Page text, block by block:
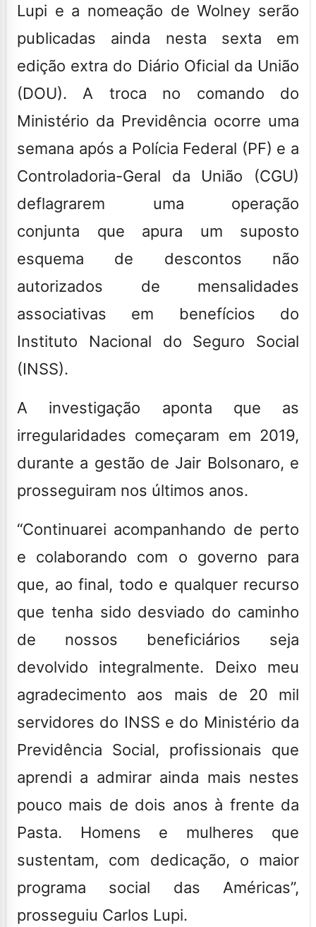
Lupi e a nomeação de Wolney serão
publicadas ainda nesta sexta em
edição extra do Diário Oficial da União
(DOU). A troca no comando do
Ministério da Previdência ocorre uma
semana após a Polícia Federal (PF) e a
Controladoria-Geral da União (CGU)
deflagrarem uma operação
conjunta que apura um suposto
esquema de descontos não
autorizados de mensalidades
associativas em benefícios do
Instituto Nacional do Seguro Social
(INSS).
A investigação aponta que as
irregularidades começaram em 2019,
durante a gestão de Jair Bolsonaro, e
prosseguiram nos últimos anos.
“Continuarei acompanhando de perto
e colaborando com o governo para
que, ao final, todo e qualquer recurso
que tenha sido desviado do caminho
de nossos beneficiários seja
devolvido integralmente. Deixo meu
agradecimento aos mais de 20 mil
servidores do INSS e do Ministério da
Previdência Social, profissionais que
aprendi a admirar ainda mais nestes
pouco mais de dois anos à frente da
Pasta. Homens e mulheres que
sustentam, com dedicação, o maior
programa social das Américas”,
prosseguiu Carlos Lupi.